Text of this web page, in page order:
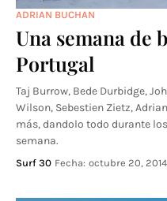
ADRIAN BUCHAN
Una semana de
Portugal
Taj Burrow, Bede Durbidge,
Wilson, Sebestien Zietz,
más, dandolo todo durante
semana.
Surf 30 Fecha: octubre 20, 2014